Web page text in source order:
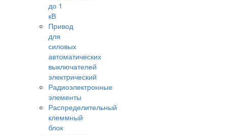
до 1
кВ
Привод
для
силовых
автоматических
выключателей
электрический
Радиоэлектронные
элементы
Распределительный
клеммный
блок